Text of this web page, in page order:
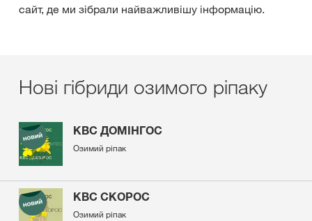
сайт, де ми зібрали найважливішу інформацію.
Нові гібриди озимого ріпаку
КВС ДОМІНГОС
Озимий ріпак
КВС СКОРОС
Озимий ріпак